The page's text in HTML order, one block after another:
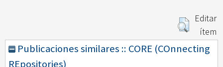
Editar
ítem
Publicaciones similares :: CORE (COnnecting
REpositories)